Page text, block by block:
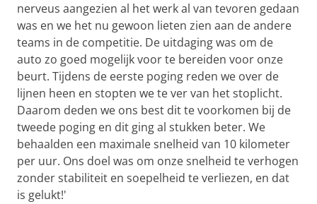
nerveus aangezien al het werk al van tevoren gedaan
was en we het nu gewoon lieten zien aan de andere
teams in de competitie. De uitdaging was om de
auto zo goed mogelijk voor te bereiden voor onze
beurt. Tijdens de eerste poging reden we over de
lijnen heen en stopten we te ver van het stoplicht.
Daarom deden we ons best dit te voorkomen bij de
tweede poging en dit ging al stukken beter. We
behaalden een maximale snelheid van 10 kilometer
per uur. Ons doel was om onze snelheid te verhogen
zonder stabiliteit en soepelheid te verliezen, en dat
is gelukt!'